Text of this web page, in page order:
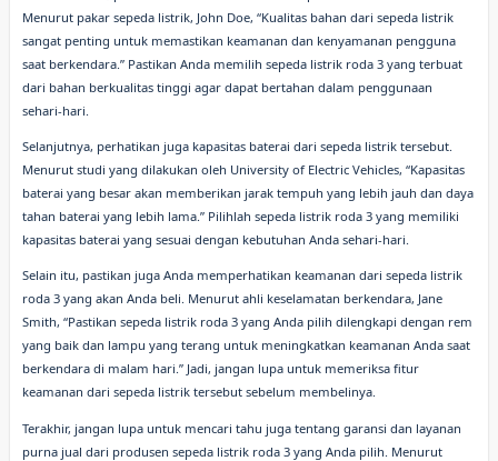
Menurut pakar sepeda listrik, John Doe, “Kualitas bahan dari sepeda listrik
sangat penting untuk memastikan keamanan dan kenyamanan pengguna
saat berkendara.” Pastikan Anda memilih sepeda listrik roda 3 yang terbuat
dari bahan berkualitas tinggi agar dapat bertahan dalam penggunaan
sehari-hari.
Selanjutnya, perhatikan juga kapasitas baterai dari sepeda listrik tersebut.
Menurut studi yang dilakukan oleh University of Electric Vehicles, “Kapasitas
baterai yang besar akan memberikan jarak tempuh yang lebih jauh dan daya
tahan baterai yang lebih lama.” Pilihlah sepeda listrik roda 3 yang memiliki
kapasitas baterai yang sesuai dengan kebutuhan Anda sehari-hari.
Selain itu, pastikan juga Anda memperhatikan keamanan dari sepeda listrik
roda 3 yang akan Anda beli. Menurut ahli keselamatan berkendara, Jane
Smith, “Pastikan sepeda listrik roda 3 yang Anda pilih dilengkapi dengan rem
yang baik dan lampu yang terang untuk meningkatkan keamanan Anda saat
berkendara di malam hari.” Jadi, jangan lupa untuk memeriksa fitur
keamanan dari sepeda listrik tersebut sebelum membelinya.
Terakhir, jangan lupa untuk mencari tahu juga tentang garansi dan layanan
purna jual dari produsen sepeda listrik roda 3 yang Anda pilih. Menurut